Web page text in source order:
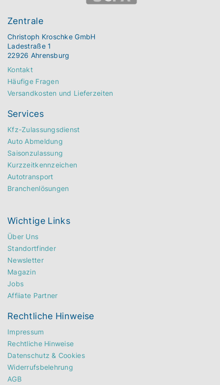
Zentrale
Christoph Kroschke GmbH
Ladestraße 1
22926 Ahrensburg
Kontakt
Häufige Fragen
Versandkosten und Lieferzeiten
Services
Kfz-Zulassungsdienst
Auto Abmeldung
Saisonzulassung
Kurzzeitkennzeichen
Autotransport
Branchenlösungen
Wichtige Links
Über Uns
Standortfinder
Newsletter
Magazin
Jobs
Affiiate Partner
Rechtliche Hinweise
Impressum
Rechtliche Hinweise
Datenschutz & Cookies
Widerrufsbelehrung
AGB